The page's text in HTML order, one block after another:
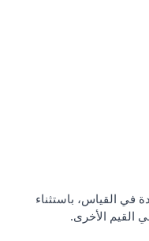
38. في كل زيادة في القياس، باستثناء